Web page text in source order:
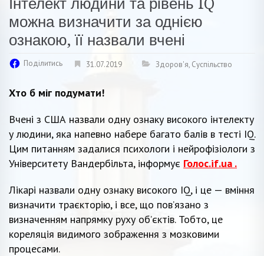
можна визначити за однією
ознакою, її назвали вчені
Поділитись 31.07.2019 Здоров'я, Суспільство
Хто б міг подумати!
Вчені з США назвали одну ознаку високого інтелекту
у людини, яка напевно набере багато балів в тесті IQ.
Цим питанням задалися психологи і нейрофізіологи з
Університету Вандербільта, інформує Голос.if.ua .
Лікарі назвали одну ознаку високого IQ, і це — вміння
визначити траєкторію, і все, що пов’язано з
визначенням напрямку руху об’єктів. Тобто, це
кореляція видимого зображення з мозковими
процесами.